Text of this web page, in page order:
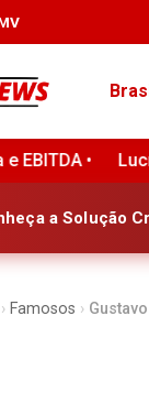
151% no
a Solução
› Famosos ›